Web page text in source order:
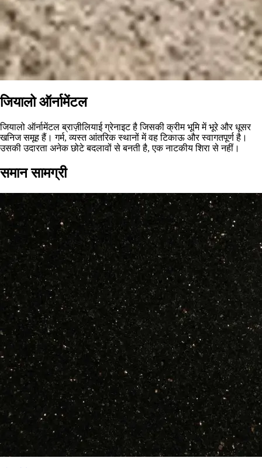
जियालो ऑर्नामेंटल
जियालो ऑर्नामेंटल ब्राज़ीलियाई ग्रेनाइट है जिसकी क्रीम भूमि में भूरे और धूसर
खनिज समूह हैं। गर्म, व्यस्त आंतरिक स्थानों में वह टिकाऊ और स्वागतपूर्ण है।
उसकी उदारता अनेक छोटे बदलावों से बनती है, एक नाटकीय शिरा से नहीं।
समान सामग्री